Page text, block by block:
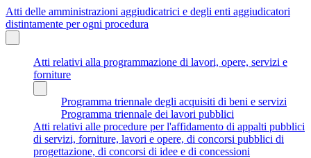
Atti delle amministrazioni aggiudicatrici e degli enti aggiudicatori
distintamente per ogni procedura
Atti relativi alla programmazione di lavori, opere, servizi e
forniture
Programma triennale degli acquisiti di beni e servizi
Programma triennale dei lavori pubblici
Atti relativi alle procedure per l'affidamento di appalti pubblici
di servizi, forniture, lavori e opere, di concorsi pubblici di
progettazione, di concorsi di idee e di concessioni